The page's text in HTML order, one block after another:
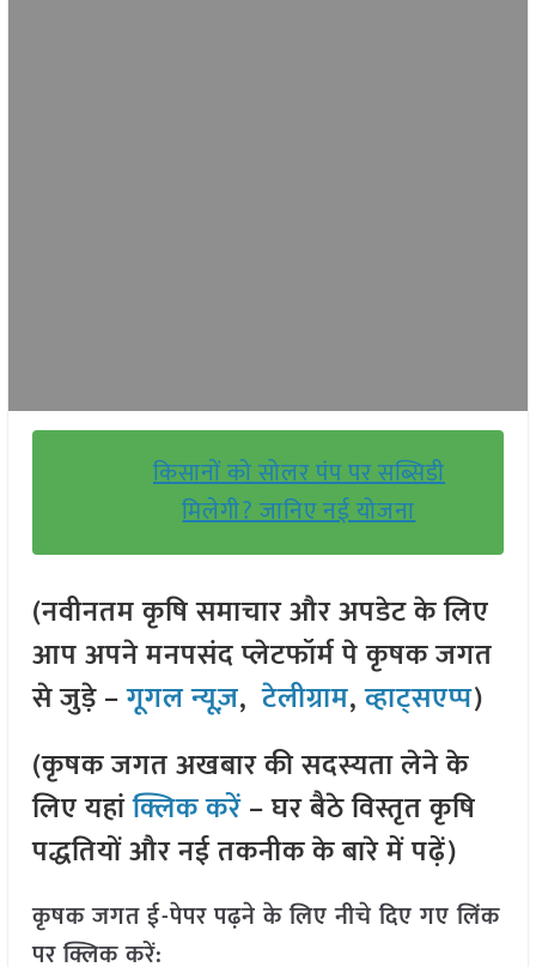
किसानों को सोलर पंप पर सब्सिडी
मिलेगी? जानिए नई योजना
(नवीनतम कृषि समाचार और अपडेट के लिए
आप अपने मनपसंद प्लेटफॉर्म पे कृषक जगत
से जुड़े –गूगल न्यूज़,टेलीग्राम,व्हाट्सएप्प)
(कृषक जगत अखबार की सदस्यता लेने के
लिए यहांक्लिक करें– घर बैठे विस्तृत कृषि
पद्धतियों और नई तकनीक के बारे में पढ़ें)
कृषक जगत ई-पेपर पढ़ने के लिए नीचे दिए गए लिंक
पर क्लिक करें: